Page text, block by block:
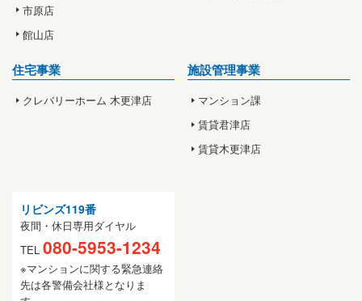
市原店
館山店
住宅事業
クレバリーホーム 木更津店
施設管理事業
マンション課
賃貸君津店
賃貸木更津店
リビンズ119番
夜間・休日専用ダイヤル
TEL 080-5953-1234
※マンションに関する緊急連絡
先は各警備会社様となりま